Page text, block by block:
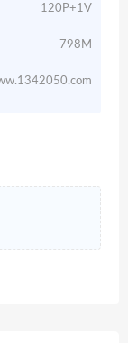
120P+1V
798M